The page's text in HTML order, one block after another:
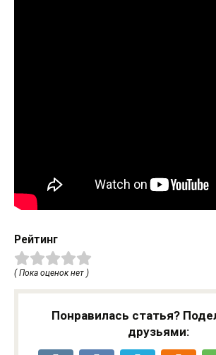
Рейтинг
( Пока оценок нет )
Понравилась статья?
друзьями: